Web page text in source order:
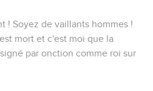
! Soyez de vaillants hommes !
mort et c'est moi que la
par onction comme roi sur